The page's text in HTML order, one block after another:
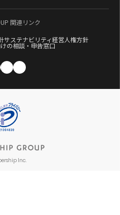
au PAY
Cookieレス
STUDIO
Fortuna
GPS
PMP
ScaleOut DSP
Creative AI
ービス
グサポート
関連リンク
サステナビリティ経営人権方針
の相談・申告窓口
Inc.